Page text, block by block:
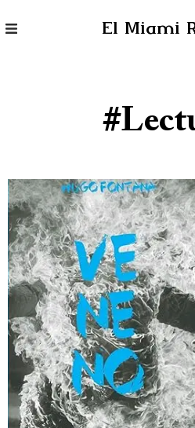
El Miami